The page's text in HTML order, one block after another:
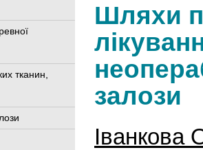
тканин,
Шляхи
залози
Іванкова